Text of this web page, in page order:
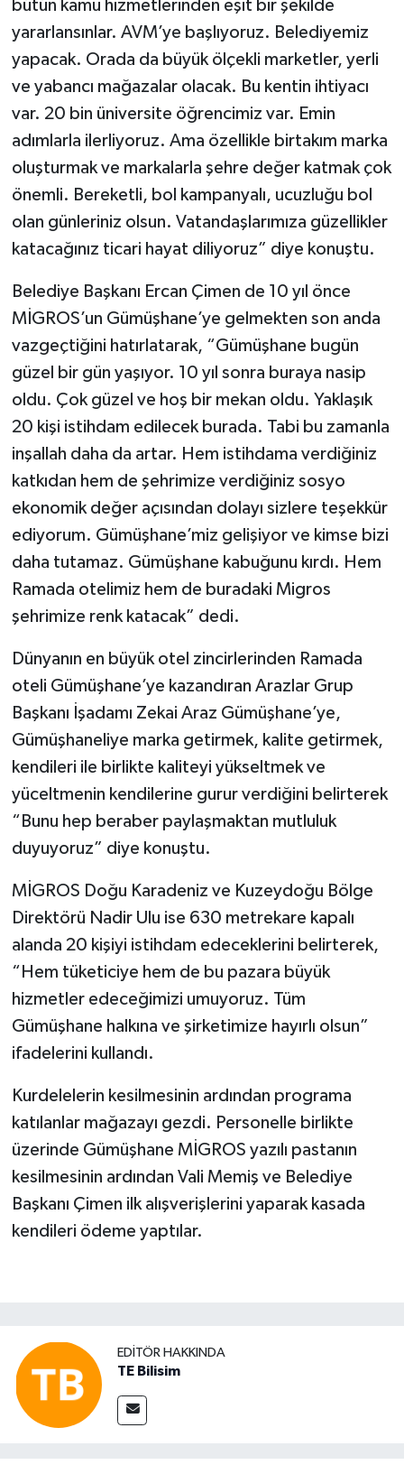
bütün kamu hizmetlerinden eşit bir şekilde
yararlansınlar. AVM’ye başlıyoruz. Belediyemiz
yapacak. Orada da büyük ölçekli marketler, yerli
ve yabancı mağazalar olacak. Bu kentin ihtiyacı
var. 20 bin üniversite öğrencimiz var. Emin
adımlarla ilerliyoruz. Ama özellikle birtakım marka
oluşturmak ve markalarla şehre değer katmak çok
önemli. Bereketli, bol kampanyalı, ucuzluğu bol
olan günleriniz olsun. Vatandaşlarımıza güzellikler
katacağınız ticari hayat diliyoruz” diye konuştu.
Belediye Başkanı Ercan Çimen de 10 yıl önce
MİGROS’un Gümüşhane’ye gelmekten son anda
vazgeçtiğini hatırlatarak, “Gümüşhane bugün
güzel bir gün yaşıyor. 10 yıl sonra buraya nasip
oldu. Çok güzel ve hoş bir mekan oldu. Yaklaşık
20 kişi istihdam edilecek burada. Tabi bu zamanla
inşallah daha da artar. Hem istihdama verdiğiniz
katkıdan hem de şehrimize verdiğiniz sosyo
ekonomik değer açısından dolayı sizlere teşekkür
ediyorum. Gümüşhane’miz gelişiyor ve kimse bizi
daha tutamaz. Gümüşhane kabuğunu kırdı. Hem
Ramada otelimiz hem de buradaki Migros
şehrimize renk katacak” dedi.
Dünyanın en büyük otel zincirlerinden Ramada
oteli Gümüşhane’ye kazandıran Arazlar Grup
Başkanı İşadamı Zekai Araz Gümüşhane’ye,
Gümüşhaneliye marka getirmek, kalite getirmek,
kendileri ile birlikte kaliteyi yükseltmek ve
yüceltmenin kendilerine gurur verdiğini belirterek
“Bunu hep beraber paylaşmaktan mutluluk
duyuyoruz” diye konuştu.
MİGROS Doğu Karadeniz ve Kuzeydoğu Bölge
Direktörü Nadir Ulu ise 630 metrekare kapalı
alanda 20 kişiyi istihdam edeceklerini belirterek,
“Hem tüketiciye hem de bu pazara büyük
hizmetler edeceğimizi umuyoruz. Tüm
Gümüşhane halkına ve şirketimize hayırlı olsun”
ifadelerini kullandı.
Kurdelelerin kesilmesinin ardından programa
katılanlar mağazayı gezdi. Personelle birlikte
üzerinde Gümüşhane MİGROS yazılı pastanın
kesilmesinin ardından Vali Memiş ve Belediye
Başkanı Çimen ilk alışverişlerini yaparak kasada
kendileri ödeme yaptılar.
EDITÖR HAKKINDA
TE Bilisim